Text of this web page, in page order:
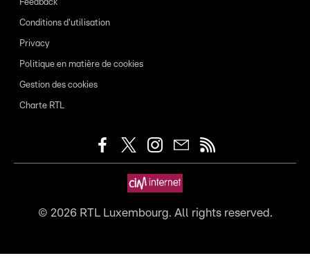
Feedback
Conditions d'utilisation
Privacy
Politique en matière de cookies
Gestion des cookies
Charte RTL
© 2026RTL Luxembourg. All rights reserved.